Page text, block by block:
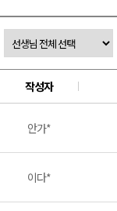
작성자
안가*
이다*